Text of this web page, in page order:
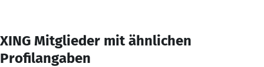
XING Mitglieder mit ähnlichen
Profilangaben